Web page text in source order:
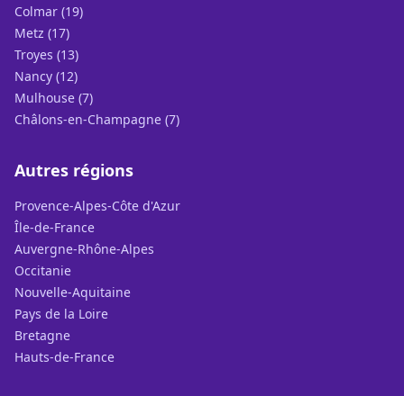
Colmar (19)
Metz (17)
Troyes (13)
Nancy (12)
Mulhouse (7)
Châlons-en-Champagne (7)
Autres régions
Provence-Alpes-Côte d'Azur
Île-de-France
Auvergne-Rhône-Alpes
Occitanie
Nouvelle-Aquitaine
Pays de la Loire
Bretagne
Hauts-de-France